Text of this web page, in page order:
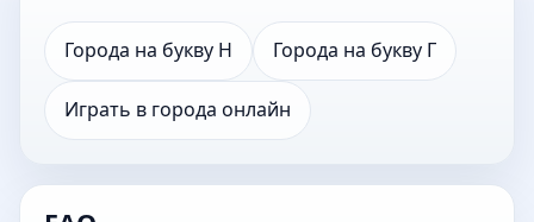
Города на букву Н Города на букву Г
Играть в города онлайн